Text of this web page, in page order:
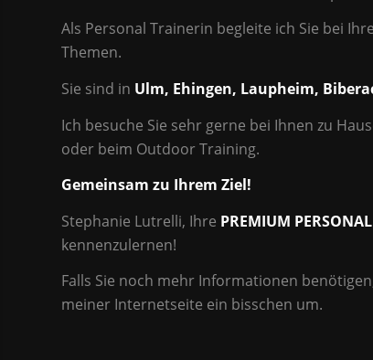
Als Personal Trainerin begleite ich Sie bei
Themen.
Sie sind in Ulm, Ehingen, Laupheim,
Ich besuche Sie sehr gerne bei Ihnen zu
oder beim Outdoor Training.
Gemeinsam zu Ihrem Ziel!
Stephanie Lutrelli, Ihre PREMIUM
kennenzulernen!
Falls Sie noch mehr Informationen
meiner Internetseite ein bisschen um.